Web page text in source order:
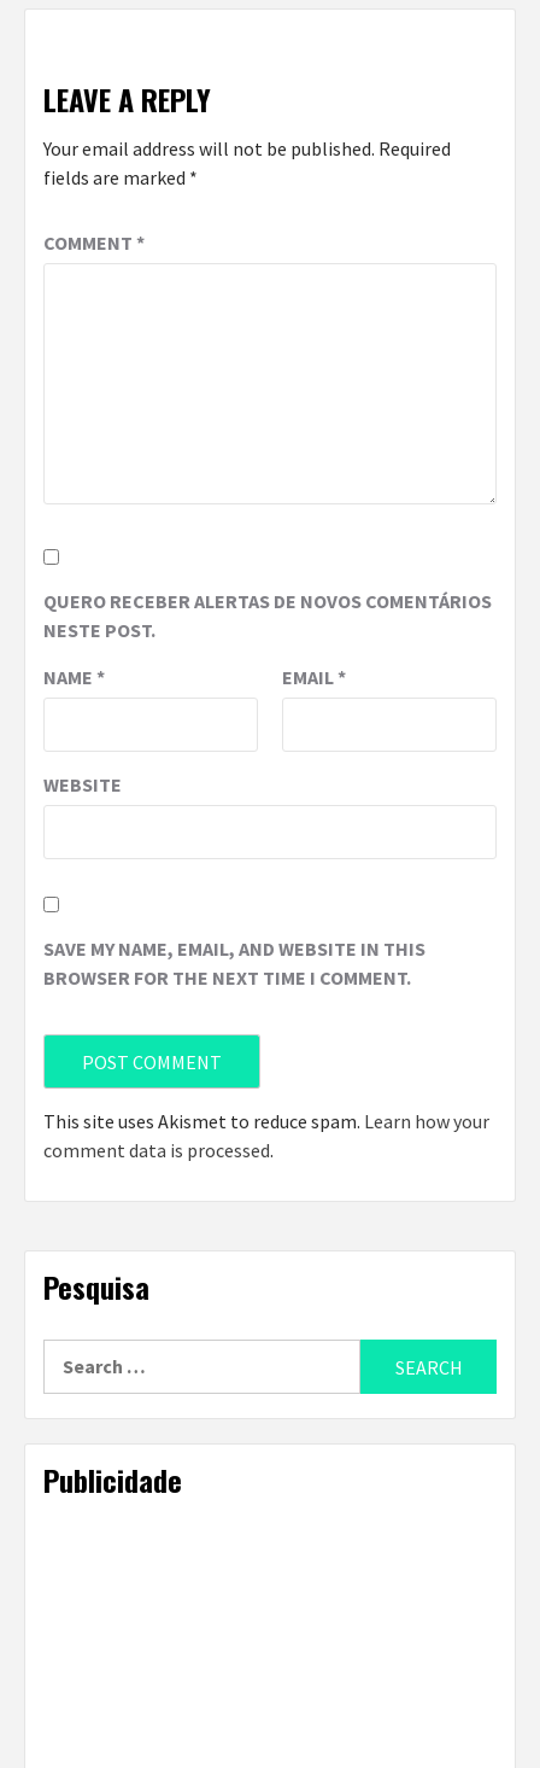
LEAVE A REPLY
Your email address will not be published. Required
fields are marked *
COMMENT *
QUERO RECEBER ALERTAS DE NOVOS COMENTÁRIOS
NESTE POST.
NAME * EMAIL*
WEBSITE
SAVE MY NAME, EMAIL, AND WEBSITE IN THIS
BROWSER FOR THE NEXT TIME I COMMENT.
This site uses Akismet to reduce spam. Learn how your
comment data is processed.
Pesquisa
Publicidade